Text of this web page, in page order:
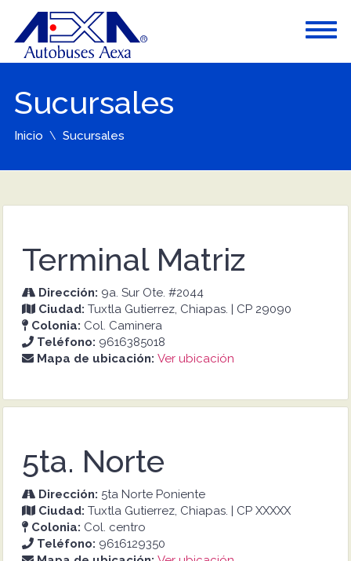
Sucursales
Inicio Sucursales
Terminal Matriz
Dirección: 9a. Sur Ote. #2044
Ciudad: Tuxtla Gutierrez, Chiapas. | CP 29090
Colonia: Col. Caminera
Teléfono: 9616385018
Mapa de ubicación: Ver ubicación
5ta. Norte
Dirección: 5ta Norte Poniente
Ciudad: Tuxtla Gutierrez, Chiapas. | CP XXXXX
Colonia: Col. centro
Teléfono: 9616129350